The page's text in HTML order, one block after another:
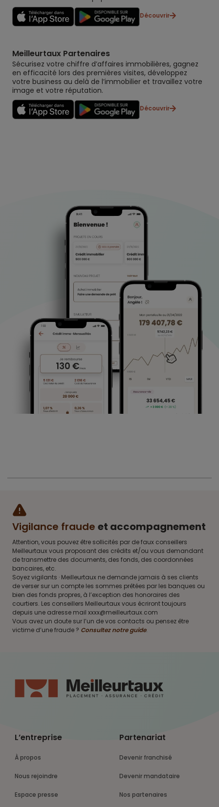
Découvrir
Meilleurtaux Partenaires
Sécurisez votre chiffre d’affaires immobilières, gagnez
en efficacité lors des premières visites, développez
votre business au delà de l’immobilier et travaillez votre
image et votre réputation.
Découvrir
Vigilance fraude et accompagnement
Attention, vous pouvez être sollicités par de faux conseillers
Meilleurtaux vous proposant des crédits et/ou vous demandant
de transmettre des documents, des fonds, des coordonnées
bancaires, etc.
Soyez vigilants · Meilleurtaux ne demande jamais à ses clients
de verser sur un compte les sommes prêtées par les banques ou
bien des fonds propres, à l’exception des honoraires des
courtiers. Les conseillers Meilleurtaux vous écriront toujours
depuis une adresse mail xxxx@meilleurtaux.com
Vous avez un doute sur l’un de vos contacts ou pensez être
victime d’une fraude ? Consultez notre guide.
L’entreprise
À propos
Nous rejoindre
Espace presse
Partenariat
Devenir franchisé
Devenir mandataire
Nos partenaires